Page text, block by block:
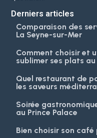
Derniers articles
Comparaison des
La Seyne-sur-Mer
Comment choisir et
sublimer ses plats
Quel restaurant de
les saveurs
Soirée
au Prince Palace
Bien choisir son